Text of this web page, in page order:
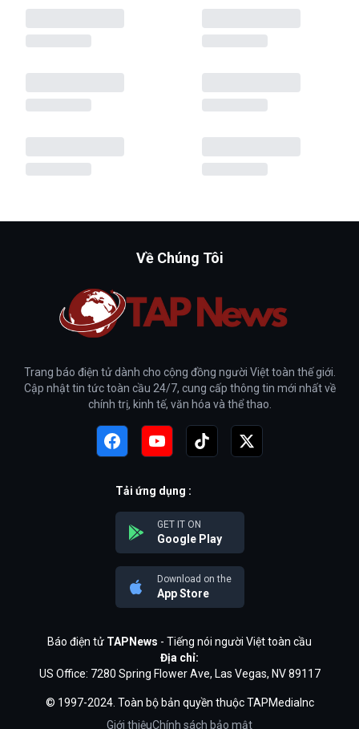
Về Chúng Tôi
Trang báo điện tử dành cho cộng đồng người Việt toàn thế giới.
Cập nhật tin tức toàn cầu 24/7, cung cấp thông tin mới nhất về
chính trị, kinh tế, văn hóa và thể thao.
Tải ứng dụng :
GET IT ON
Google Play
Download on the
App Store
Báo điện tử TAPNews - Tiếng nói người Việt toàn cầu
Địa chỉ:
US Office: 7280 Spring Flower Ave, Las Vegas, NV 89117
© 1997-2024. Toàn bộ bản quyền thuộc TAPMediaInc
Giới thiệuChính sách bảo mật